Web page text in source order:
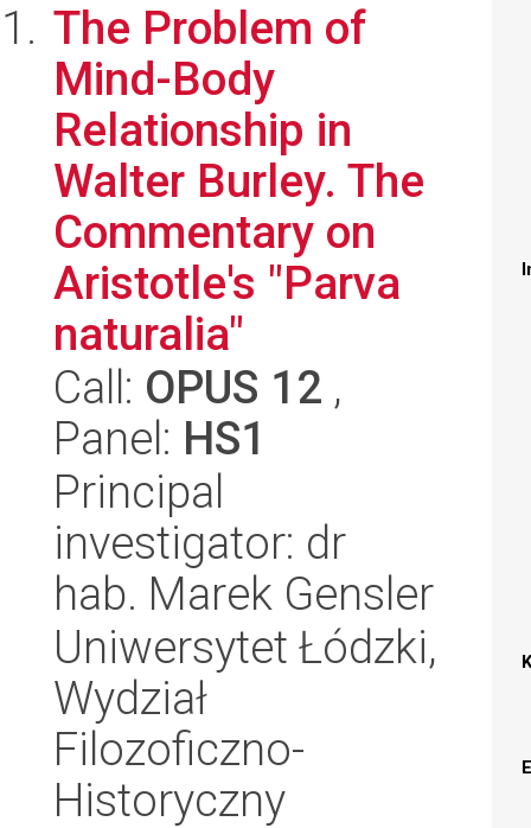
The Problem of
Mind-Body
Relationship in
Walter Burley. The
Commentary on
Aristotle's "Parva
naturalia"
Call: OPUS 12 ,
Panel: HS1
Principal
investigator: dr
hab. Marek Gensler
Uniwersytet Łódzki,
Wydział
Filozoficzno-
Historyczny